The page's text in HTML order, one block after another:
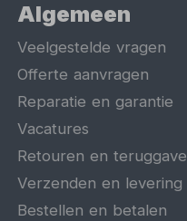
Algemeen
Veelgestelde vragen
Offerte aanvragen
Reparatie en garantie
Vacatures
Retouren en teruggave
Verzenden en levering
Bestellen en betalen